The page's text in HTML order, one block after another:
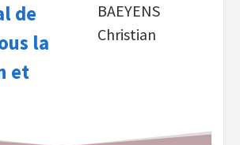
de
la
et
BAEYENS
Christian